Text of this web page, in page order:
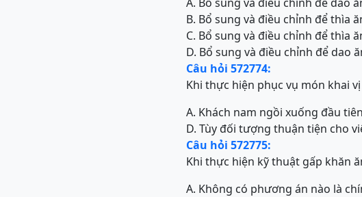
B. Bổ sung và điều chỉnh để thìa
C. Bổ sung và điều chỉnh để thìa
D. Bổ sung và điều chỉnh để dao
Câu hỏi 572774:
Khi thực hiện phục vụ món khai
A. Khách nam ngồi xuống đầu tiên
D. Tùy đối tượng thuận tiện cho
Câu hỏi 572775:
Khi thực hiện kỹ thuật gấp khăn
A. Không có phương án nào là